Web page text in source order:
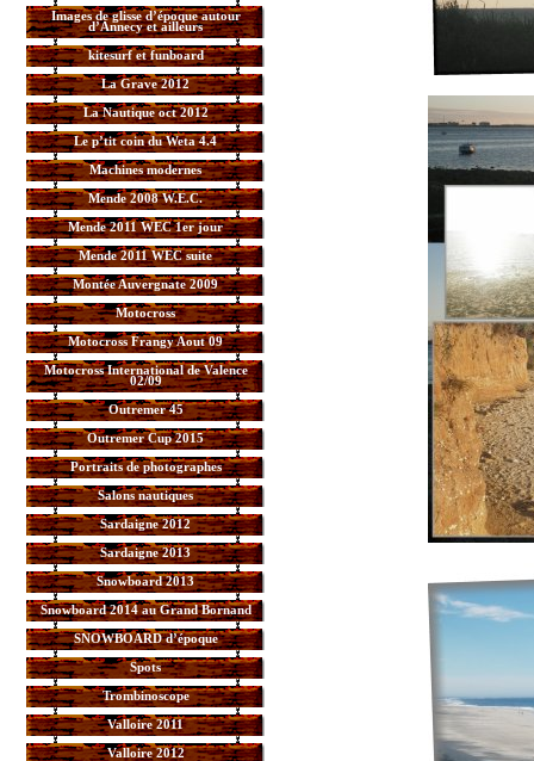
Images de glisse d’époque autour
d’Annecy et ailleurs
kitesurf et funboard
La Grave 2012
La Nautique oct 2012
Le p’tit coin du Weta 4.4
Machines modernes
Mende 2008 W.E.C.
Mende 2011 WEC 1er jour
Mende 2011 WEC suite
Montée Auvergnate 2009
Motocross
Motocross Frangy Aout 09
Motocross International de Valence
02/09
Outremer 45
Outremer Cup 2015
Portraits de photographes
Salons nautiques
Sardaigne 2012
Sardaigne 2013
Snowboard 2013
Snowboard 2014 au Grand Bornand
SNOWBOARD d’époque
Spots
Trombinoscope
Valloire 2011
Valloire 2012